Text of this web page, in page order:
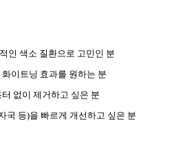
인 색소 질환으로 고민인 분
이트닝 효과를 원하는 분
없이 제거하고 싶은 분
국 등)을 빠르게 개선하고 싶은 분